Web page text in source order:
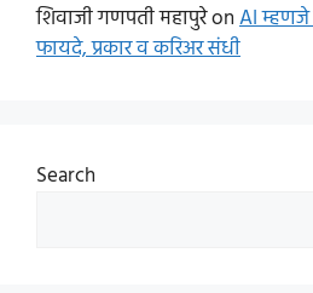
शिवाजी गणपती महापुरेonAI म्हणजे
फायदे, प्रकार व करिअर संधी
Search